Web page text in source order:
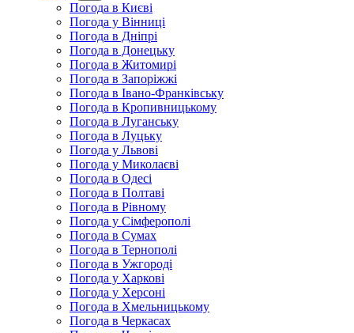
Погода в Києві
Погода у Вінниці
Погода в Дніпрі
Погода в Донецьку
Погода в Житомирі
Погода в Запоріжжі
Погода в Івано-Франківську
Погода в Кропивницькому
Погода в Луганську
Погода в Луцьку
Погода у Львові
Погода у Миколаєві
Погода в Одесі
Погода в Полтаві
Погода в Рівному
Погода у Сімферополі
Погода в Сумах
Погода в Тернополі
Погода в Ужгороді
Погода у Харкові
Погода у Херсоні
Погода в Хмельницькому
Погода в Черкасах